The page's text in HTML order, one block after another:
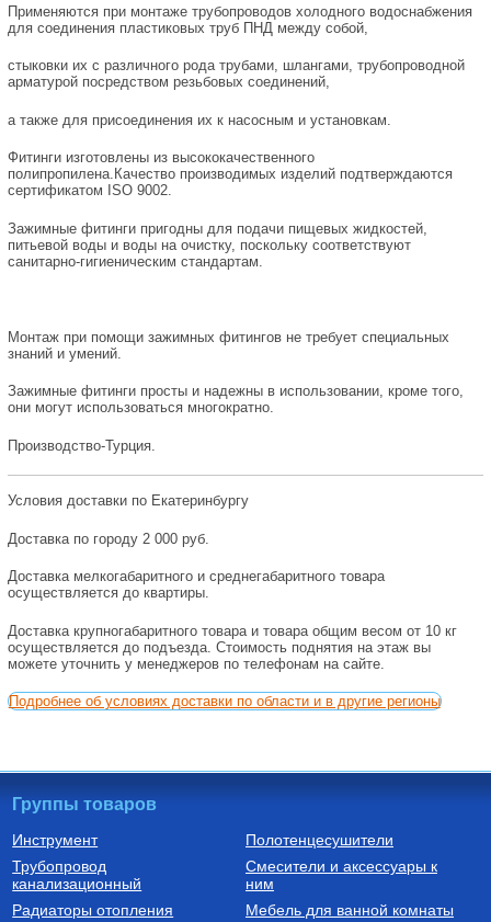
Применяются при монтаже трубопроводов холодного водоснабжения
для соединения пластиковых труб ПНД между собой,
стыковки их с различного рода трубами, шлангами, трубопроводной
арматурой посредством резьбовых соединений,
а также для присоединения их к насосным и установкам.
Фитинги изготовлены из высококачественного
полипропилена.Качество производимых изделий подтверждаются
сертификатом ISO 9002.
Зажимные фитинги пригодны для подачи пищевых жидкостей,
питьевой воды и воды на очистку, поскольку соответствуют
санитарно-гигиеническим стандартам.
Монтаж при помощи зажимных фитингов не требует специальных
знаний и умений.
Зажимные фитинги просты и надежны в использовании, кроме того,
они могут использоваться многократно.
Производство-Турция.
Условия доставки по Екатеринбургу
Доставка по городу 2 000 руб.
Доставка мелкогабаритного и среднегабаритного товара
осуществляется до квартиры.
Доставка крупногабаритного товара и товара общим весом от 10 кг
осуществляется до подъезда. Стоимость поднятия на этаж вы
можете уточнить у менеджеров по телефонам на сайте.
Подробнее об условиях доставки по области и в другие регионы
Группы товаров
Инструмент
Трубопровод
канализационный
Радиаторы отопления
Полотенцесушители
Смесители и аксессуары к
ним
Мебель для ванной комнаты